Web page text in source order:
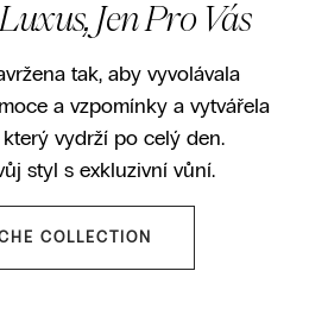
Jen Pro Vás
tak, aby vyvolávala
a vzpomínky a vytvářela
vydrží po celý den.
styl s exkluzivní vůní.
COLLECTION